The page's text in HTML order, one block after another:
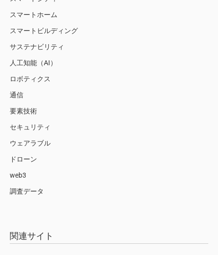
スマートホーム
スマートビルディング
サステナビリティ
人工知能（AI）
ロボティクス
通信
要素技術
セキュリティ
ウェアラブル
ドローン
web3
調査データ
関連サイト